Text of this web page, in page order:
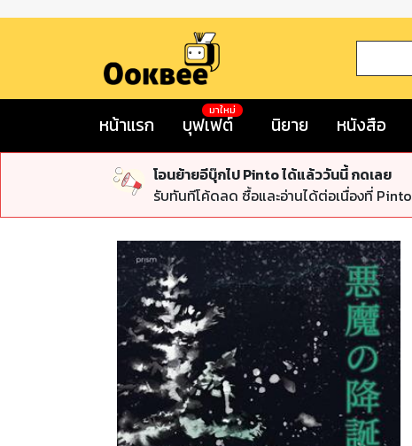
หน้าแรก บุฟเฟต์
มาใหม่
นิยาย หนังสือ
โอนย้ายอีบุ๊กไป Pinto ได้แล้ววันนี้ กดเลย
รับทันทีโค้ดลด ซื้อและอ่านได้ต่อเนื่องที่ Pinto